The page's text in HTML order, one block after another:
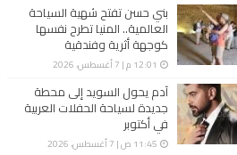
بني حسن تفتح شهية السياحة
العالمية.. المنيا تطرح نفسها
كوجهة أثرية وفندقية
12:01 م | 7 أغسطس، 2026
آدم يحول السويد إلى محطة
جديدة لسياحة الحفلات العربية
في أكتوبر
11:45 ص | 7 أغسطس، 2026